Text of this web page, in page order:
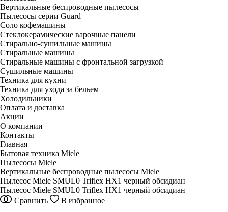
Вертикальные беспроводные пылесосы
Пылесосы серии Guard
Соло кофемашины
Стеклокерамические варочные панели
Стирально-сушильные машины
Стиральные машины
Стиральные машины с фронтальной загрузкой
Сушильные машины
Техника для кухни
Техника для ухода за бельем
Холодильники
Оплата и доставка
Акции
О компании
Контакты
Главная
Бытовая техника Miele
Пылесосы Miele
Вертикальные беспроводные пылесосы Miele
Пылесос Miele SMUL0 Triflex HX1 черный обсидиан
Пылесос Miele SMUL0 Triflex HX1 черный обсидиан
Сравнить
В избранное